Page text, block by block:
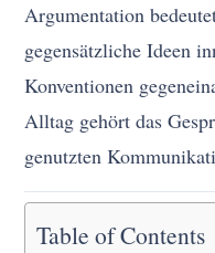
Argumentation
gegensätzliche Ideen
Konventionen
Alltag gehört das
genutzten
Table of Contents